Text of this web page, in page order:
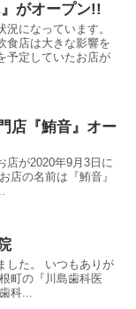
がオープン!!
になっています。
食店は大きな影響を
予定していたお店が
店『鮪音』オー
店が2020年9月3日に
店の名前は『鮪音』
した。 いつもありが
町の『川島歯科医
科...